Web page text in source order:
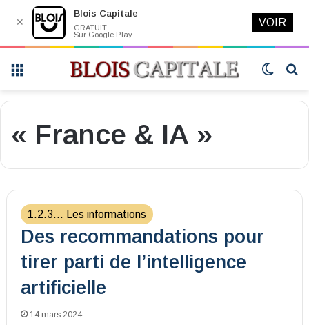
Switch
« France & IA »
1.2.3... Les informations
Des recommandations pour
tirer parti de l’intelligence
artificielle
14 mars 2024
✕
Blois Capitale
GRATUIT
Sur Google Play
VOIR